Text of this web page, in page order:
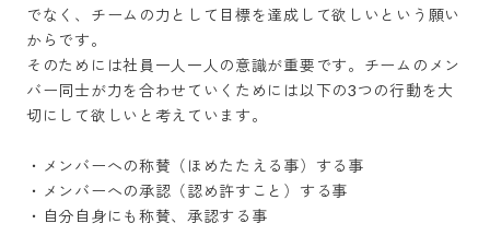
でなく、チームの力として目標を達成して欲しいという願い
からです。
そのためには社員一人一人の意識が重要です。チームのメン
バー同士が力を合わせていくためには以下の3つの行動を大
切にして欲しいと考えています。
・メンバーへの称賛（ほめたたえる事）する事
・メンバーへの承認（認め許すこと）する事
・自分自身にも称賛、承認する事